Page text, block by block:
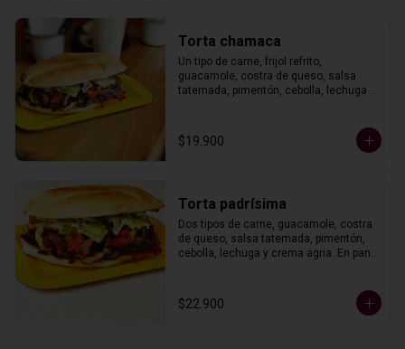
Torta chamaca
Un tipo de carne, frijol refrito,
guacamole, costra de queso, salsa
tatemada, pimentón, cebolla, lechuga y
$19.900
Torta padrísima
Dos tipos de carne, guacamole, costra
de queso, salsa tatemada, pimentón,
cebolla, lechuga y crema agria. En pan
$22.900